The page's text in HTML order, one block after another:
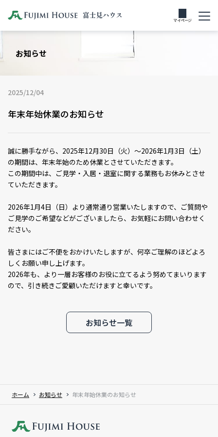
マイページ
お知らせ
2025/12/04
年末年始休業のお知らせ
誠に勝手ながら、2025年12月30日（火）～2026年1月3日（土）
の期間は、年末年始のため休業とさせていただきます。
この期間中は、ご見学・入居・退室に関する業務もお休みとさせ
ていただきます。
2026年1月4日（日）より通常通り営業いたしますので、ご質問や
ご見学のご希望などがございましたら、お気軽にお問い合わせく
ださい。
皆さまにはご不便をおかけいたしますが、何卒ご理解のほどよろ
しくお願い申し上げます。
2026年も、より一層お客様のお役に立てるよう努めてまいります
ので、引き続きご愛顧いただけますと幸いです。
お知らせ一覧
ホーム お知らせ 年末年始休業のお知らせ